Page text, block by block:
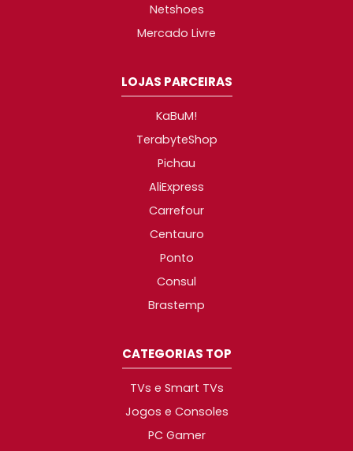
Netshoes
Mercado Livre
LOJAS PARCEIRAS
KaBuM!
TerabyteShop
Pichau
AliExpress
Carrefour
Centauro
Ponto
Consul
Brastemp
CATEGORIAS TOP
TVs e Smart TVs
Jogos e Consoles
PC Gamer